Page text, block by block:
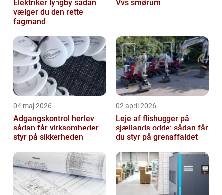
Elektriker lyngby sådan
vælger du den rette
fagmand
Vvs smørum
04 maj 2026
Adgangskontrol herlev
sådan får virksomheder
styr på sikkerheden
02 april 2026
Leje af flishugger på
sjællands odde: sådan får
du styr på grenaffaldet